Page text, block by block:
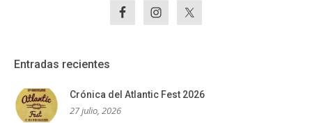
Entradas recientes
Crónica del Atlantic Fest 2026
27 julio, 2026